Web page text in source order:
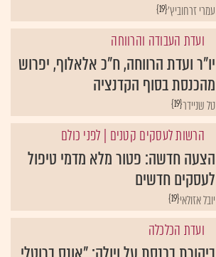
{19}עמרי זרחוביץ'
ועדת העבודה והרווחה
יו"ר ועדת הרווחה, ח"כ אלאלוף, יפרוש
מהכנסת בסוף הקדנציה
{19}טל שניידר
הרשות לעסקים קטנים | לפני כולם
הצעה חדשה: פטור מלא מדמי טיפול
לעסקים חדשים
{19}יובל אזולאי
ועדת הכלכלה